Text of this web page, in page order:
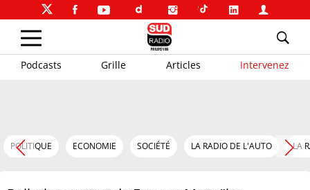
Podcasts Grille Articles Intervenez
POLITIQUE ECONOMIE SOCIÉTÉ LA RADIO DE L'AUTO LA